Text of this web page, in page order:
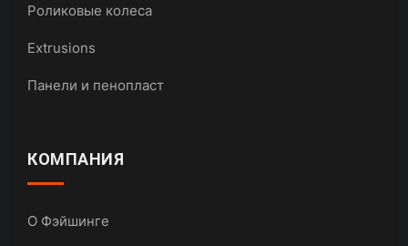
Роликовые колеса
Extrusions
Панели и пенопласт
КОМПАНИЯ
О Фэйшинге